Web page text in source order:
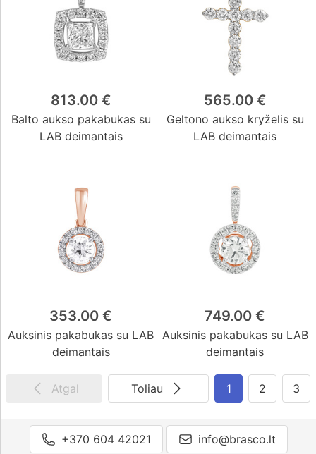
813.00 €
Balto aukso pakabukas su
LAB deimantais
565.00 €
Geltono aukso kryželis su
LAB deimantais
353.00 €
Auksinis pakabukas su LAB
deimantais
749.00 €
Auksinis pakabukas su LAB
deimantais
Atgal Toliau 1 2 3
+370 604 42021 info@brasco.lt